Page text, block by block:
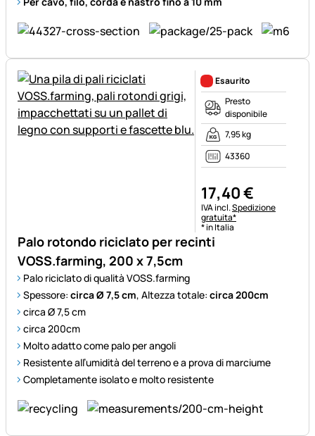
Palo rotondo riciclato per recinti
VOSS.farming, 200 x 7,5cm
Palo riciclato di qualità VOSS.farming
Spessore: circa Ø 7,5 cm, Altezza totale: circa 200cm
circa Ø 7,5 cm
circa 200cm
Molto adatto come palo per angoli
Resistente all’umidità del terreno e a prova di marciume
Completamente isolato e molto resistente
Esaurito
Presto
disponibile
7,95 kg
43360
17,40€
Informazioni fiscali:
IVA incl.Spedizione
gratuita*
* in Italia